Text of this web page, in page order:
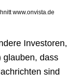
www.onvista.de
Investoren,
glauben, dass
sind